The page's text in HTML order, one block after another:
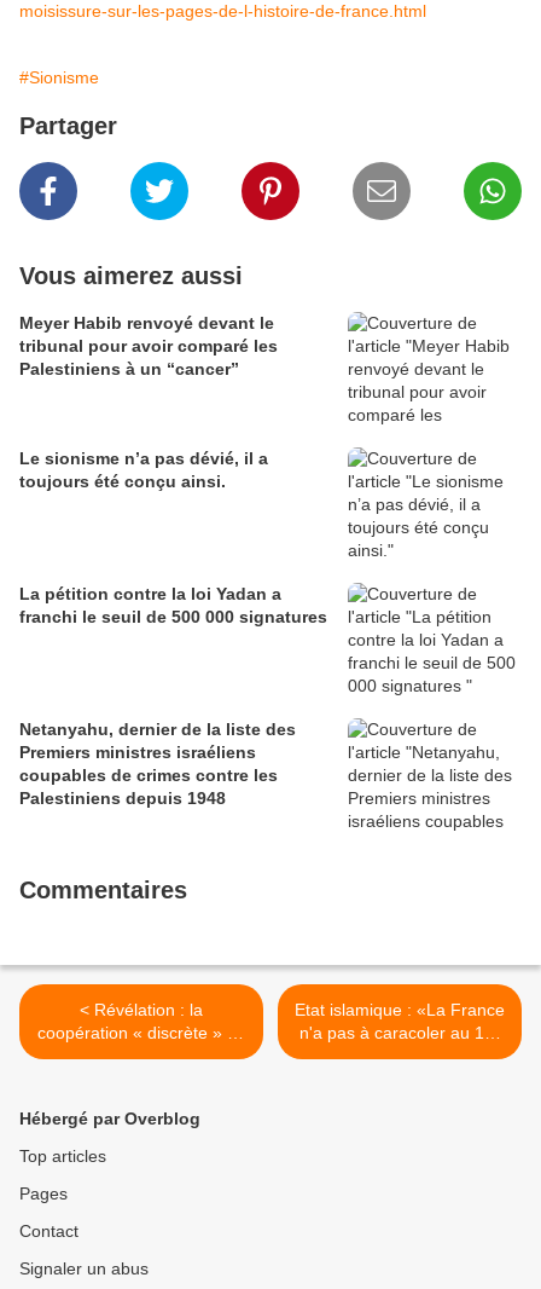
moisissure-sur-les-pages-de-l-histoire-de-france.html
#Sionisme
Partager
Vous aimerez aussi
Meyer Habib renvoyé devant le
tribunal pour avoir comparé les
Palestiniens à un “cancer”
Le sionisme n’a pas dévié, il a
toujours été conçu ainsi.
La pétition contre la loi Yadan a
franchi le seuil de 500 000 signatures
Netanyahu, dernier de la liste des
Premiers ministres israéliens
coupables de crimes contre les
Palestiniens depuis 1948
Commentaires
< Révélation : la
coopération « discrète » de
l’Europe avec l’industrie
Etat islamique : «La France
n'a pas à caracoler au 1er
rang» >
Hébergé par Overblog
Top articles
Pages
Contact
Signaler un abus